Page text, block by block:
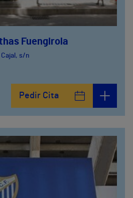
Fuengirola
s/n
Pedir Cita